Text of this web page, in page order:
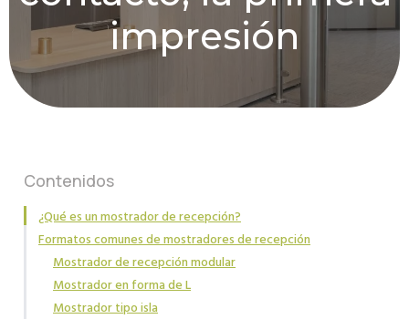
impresión
Contenidos
¿Qué es un mostrador de recepción?
Formatos comunes de mostradores de recepción
Mostrador de recepción modular
Mostrador en forma de L
Mostrador tipo isla